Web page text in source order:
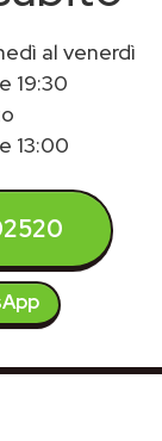
al venerdì
19:30
13:00